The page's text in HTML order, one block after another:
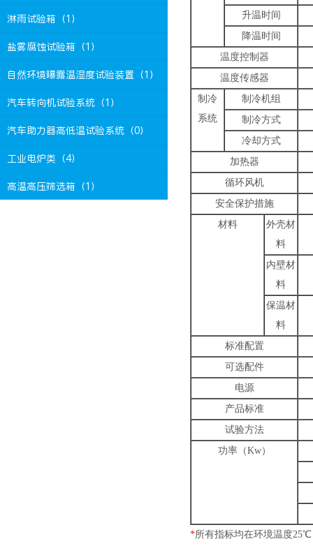
淋雨试验箱（1）
盐雾腐蚀试验箱（1）
自然环境曝露温湿度试验装置（1）
汽车转向机试验系统（1）
汽车助力器高低温试验系统（0）
工业电炉类（4）
高温高压筛选箱（1）
升温时间
降温时间
温度控制器
温度传感器
制冷
系统
制冷机组
制冷方式
冷却方式
加热器
循环风机
安全保护措施
材料
外壳材
料
内壁材
料
保温材
料
标准配置
可选配件
电源
产品标准
试验方法
功率（Kw）
*所有指标均在环境温度